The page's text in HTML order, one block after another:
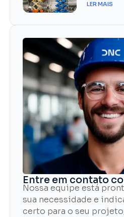
LER MAIS
Entre em contato
Nossa equipe está
sua necessidade e
certo para o seu